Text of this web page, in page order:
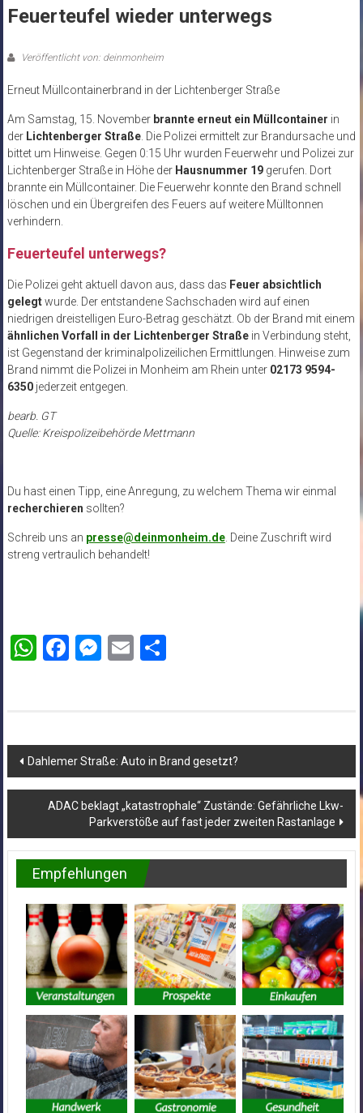
Feuerteufel wieder unterwegs
Veröffentlicht von: deinmonheim
Erneut Müllcontainerbrand in der Lichtenberger Straße
Am Samstag, 15. November brannte erneut ein Müllcontainer in
derLichtenberger Straße. Die Polizei ermittelt zur Brandursache und
bittet um Hinweise. Gegen 0:15 Uhr wurden Feuerwehr und Polizei zur
Lichtenberger Straße in Höhe der Hausnummer 19gerufen. Dort
brannte ein Müllcontainer. Die Feuerwehr konnte den Brand schnell
löschen und ein Übergreifen des Feuers auf weitere Mülltonnen
verhindern.
Feuerteufel unterwegs?
Die Polizei geht aktuell davon aus, dass das Feuer absichtlich
gelegtwurde. Der entstandene Sachschaden wird auf einen
niedrigen dreistelligen Euro-Betrag geschätzt. Ob der Brand mit einem
ähnlichen Vorfall in der Lichtenberger Straßein Verbindung steht,
ist Gegenstand der kriminalpolizeilichen Ermittlungen. Hinweise zum
Brand nimmt die Polizei in Monheim am Rhein unter 02173 9594-
6350jederzeit entgegen.
bearb. GT
Quelle: Kreispolizeibehörde Mettmann
Du hast einen Tipp, eine Anregung, zu welchem Thema wir einmal
recherchieren sollten?
Schreib uns an presse@deinmonheim.de. Deine Zuschrift wird
streng vertraulich behandelt!
WhatsApp
Facebook
Messenger
EmailTeilen
Beitragsnavigation
Dahlemer Straße: Auto in Brand gesetzt?
ADAC beklagt „katastrophale“ Zustände: Gefährliche Lkw-
Parkverstöße auf fast jeder zweiten Rastanlage
Empfehlungen